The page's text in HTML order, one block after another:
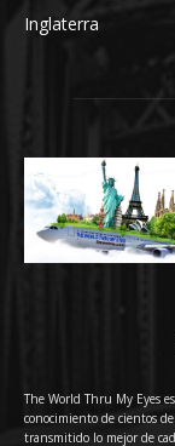
Inglaterra
The World Thru My Eyes
conocimiento de cientos
transmitido lo mejor de